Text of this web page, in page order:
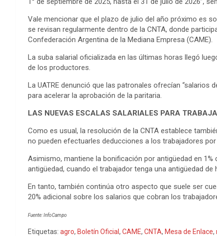
Vale mencionar que el plazo de julio del año próximo es
se revisan regularmente dentro de la CNTA, donde
Confederación Argentina de la Mediana Empresa (CAME).
La suba salarial oficializada en las últimas horas llegó
de los productores.
La UATRE denunció que las patronales ofrecían “salarios
para acelerar la aprobación de la paritaria.
LAS NUEVAS ESCALAS SALARIALES PARA
Como es usual, la resolución de la CNTA establece
no pueden efectuarles deducciones a los trabajadores
Asimismo, mantiene la bonificación por antigüedad en
antigüedad, cuando el trabajador tenga una antigüedad
En tanto, también continúa otro aspecto que suele ser
20% adicional sobre los salarios que cobran los
Fuente: InfoCampo
Etiquetas: agro, Boletín Oficial , CAME, CNTA, Mesa de Enlace,